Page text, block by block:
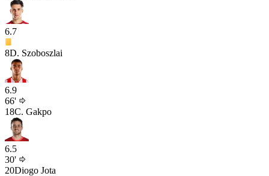
6.7
8D. Szoboszlai
6.9
66'
18C. Gakpo
6.5
30'
20Diogo Jota